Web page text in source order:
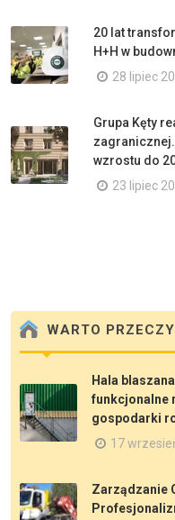
20 lat
H+H w
28 lipiec
Grupa Kęty
wzrostu do
23 lipiec
WARTO
Hala
funkcjonalne
gospodarki
17
Zarządzanie